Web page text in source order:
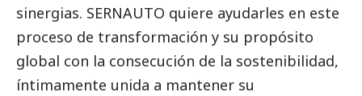
sinergias. SERNAUTO quiere ayudarles en este
proceso de transformación y su propósito
global con la consecución de la sostenibilidad,
íntimamente unida a mantener su